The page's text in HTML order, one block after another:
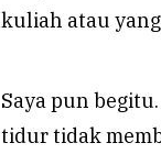
kuliah atau
Saya pun
tidur tidak